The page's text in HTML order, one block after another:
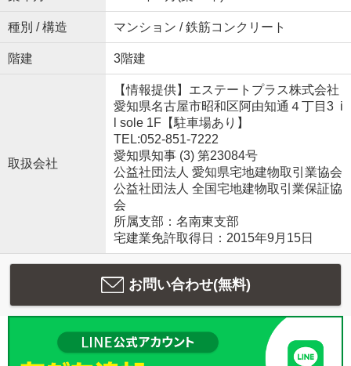
種別 / 構造 マンション / 鉄筋コンクリート
階建 3階建
取扱会社
【情報提供】エステートプラス株式会社
愛知県名古屋市昭和区阿由知通４丁目3 i
l sole 1F【駐車場あり】
TEL:052-851-7222
愛知県知事 (3) 第23084号
公益社団法人 愛知県宅地建物取引業協会
公益社団法人 全国宅地建物取引業保証協
会
所属支部：名南東支部
宅建業免許取得日：2015年9月15日
お問い合わせ(無料)